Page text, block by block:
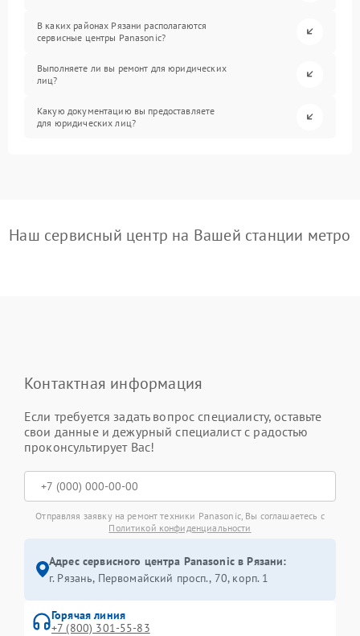
В каких районах Рязани располагаются
сервисные центры Panasonic?
Выполняете ли вы ремонт для юридических
лиц?
Какую документацию вы предоставляете
для юридических лиц?
Наш сервисный центр на Вашей станции метро
Контактная информация
Если требуется задать вопрос специалисту, оставьте
свои данные и дежурный специалист с радостью
проконсультирует Вас!
Отправляя заявку на ремонт техники Panasonic, Вы соглашаетесь с
Политикой конфиденциальности
Адрес сервисного центра Panasonic в Рязани:
г. Рязань, Первомайский просп., 70, корп. 1
Горячая линия
+7 (800) 301-55-83